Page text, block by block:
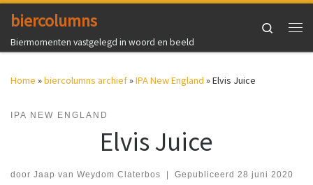
Ga naar inhoud
biercolumns
Biermomenten vastgelegd in woord en beeld
Search
Home »biercolumns archief»IPA New England »Elvis Juice
IPA NEW ENGLAND
Elvis Juice
door Jaap van Weydom Claterbos Gepubliceerd 28 juni 2020